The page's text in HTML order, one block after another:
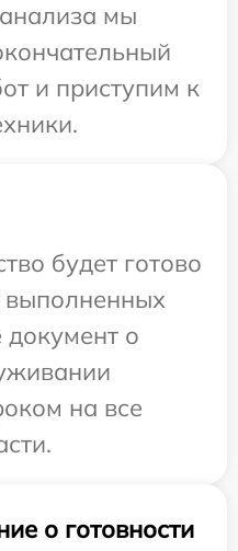
мы
и приступим к
будет готово
выполненных
о
на все
о готовности